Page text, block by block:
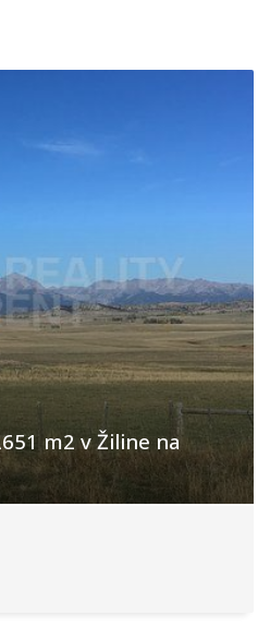
m2 v Žiline na